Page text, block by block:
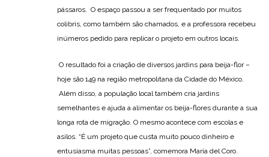
pássaros. O espaço passou a ser frequentado por muitos
colibris, como também são chamados, e a professora recebeu
inúmeros pedido para replicar o projeto em outros locais.
O resultado foi a criação de diversos jardins para beija-flor –
hoje são 149 na região metropolitana da Cidade do México.
Além disso, a população local também cria jardins
semelhantes e ajuda a alimentar os beija-flores durante a sua
longa rota de migração. O mesmo acontece com escolas e
asilos. “É um projeto que custa muito pouco dinheiro e
entusiasma muitas pessoas”, comemora María del Coro.